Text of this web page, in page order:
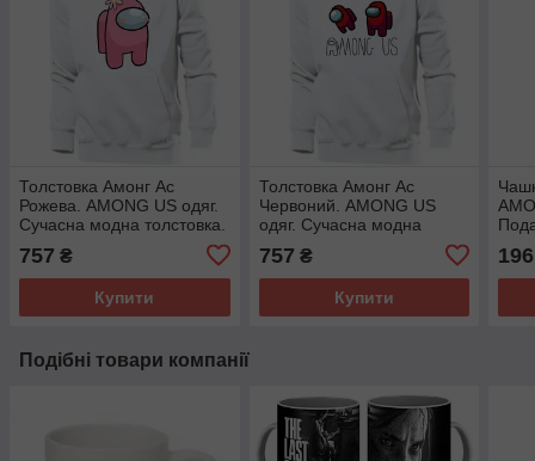
Толстовка Амонг Ас
Рожева. AMONG US одяг.
Сучасна модна толстовка.
757 ₴
Купити
Толстовка Амонг Ас
Червоний. AMONG US
одяг. Сучасна модна
757 ₴
Купити
196
Подібні товари компанії